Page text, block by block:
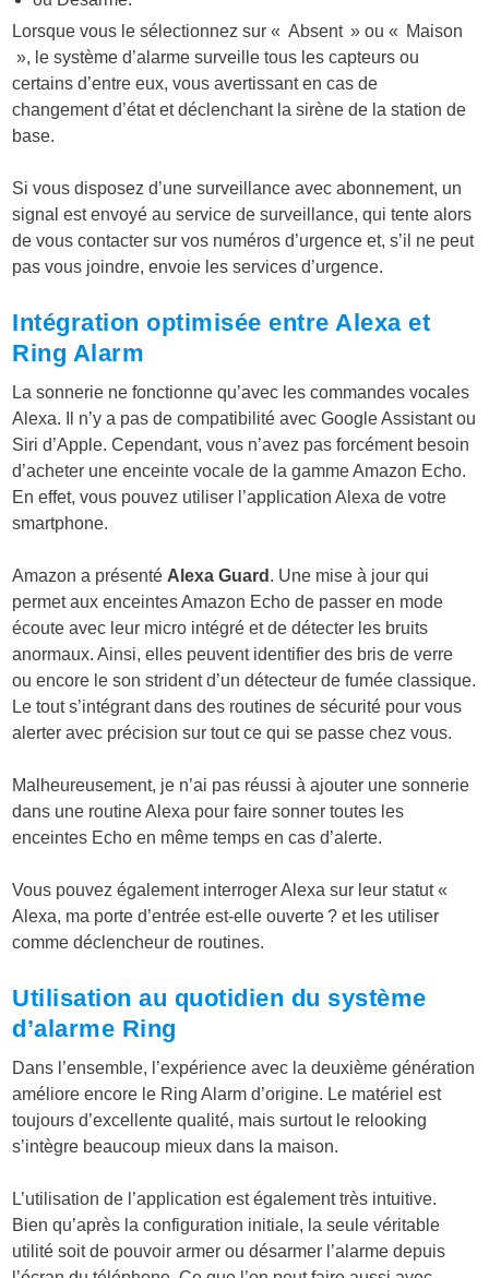
Lorsque vous le sélectionnez sur « Absent » ou « Maison
», le système d’alarme surveille tous les capteurs ou
certains d’entre eux, vous avertissant en cas de
changement d’état et déclenchant la sirène de la station de
base.
Si vous disposez d’une surveillance avec abonnement, un
signal est envoyé au service de surveillance, qui tente alors
de vous contacter sur vos numéros d’urgence et, s’il ne peut
pas vous joindre, envoie les services d’urgence.
Intégration optimisée entre Alexa et
Ring Alarm
La sonnerie ne fonctionne qu’avec les commandes vocales
Alexa. Il n’y a pas de compatibilité avec Google Assistant ou
Siri d’Apple. Cependant, vous n’avez pas forcément besoin
d’acheter une enceinte vocale de la gamme Amazon Echo.
En effet, vous pouvez utiliser l’application Alexa de votre
smartphone.
Amazon a présenté Alexa Guard . Une mise à jour qui
permet aux enceintes Amazon Echo de passer en mode
écoute avec leur micro intégré et de détecter les bruits
anormaux. Ainsi, elles peuvent identifier des bris de verre
ou encore le son strident d’un détecteur de fumée classique.
Le tout s’intégrant dans des routines de sécurité pour vous
alerter avec précision sur tout ce qui se passe chez vous.
Malheureusement, je n’ai pas réussi à ajouter une sonnerie
dans une routine Alexa pour faire sonner toutes les
enceintes Echo en même temps en cas d’alerte.
Vous pouvez également interroger Alexa sur leur statut «
Alexa, ma porte d’entrée est-elle ouverte ? et les utiliser
comme déclencheur de routines.
Utilisation au quotidien du système
d’alarme Ring
Dans l’ensemble, l’expérience avec la deuxième génération
améliore encore le Ring Alarm d’origine. Le matériel est
toujours d’excellente qualité, mais surtout le relooking
s’intègre beaucoup mieux dans la maison.
L’utilisation de l’application est également très intuitive.
Bien qu’après la configuration initiale, la seule véritable
utilité soit de pouvoir armer ou désarmer l’alarme depuis